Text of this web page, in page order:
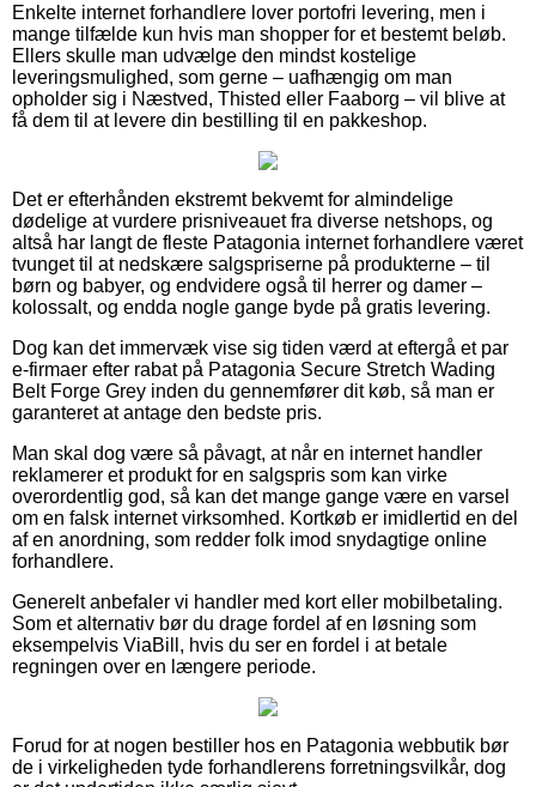
Enkelte internet forhandlere lover portofri levering, men i
mange tilfælde kun hvis man shopper for et bestemt beløb.
Ellers skulle man udvælge den mindst kostelige
leveringsmulighed, som gerne – uafhængig om man
opholder sig i Næstved, Thisted eller Faaborg – vil blive at
få dem til at levere din bestilling til en pakkeshop.
Det er efterhånden ekstremt bekvemt for almindelige
dødelige at vurdere prisniveauet fra diverse netshops, og
altså har langt de fleste Patagonia internet forhandlere været
tvunget til at nedskære salgspriserne på produkterne – til
børn og babyer, og endvidere også til herrer og damer –
kolossalt, og endda nogle gange byde på gratis levering.
Dog kan det immervæk vise sig tiden værd at eftergå et par
e-firmaer efter rabat på Patagonia Secure Stretch Wading
Belt Forge Grey inden du gennemfører dit køb, så man er
garanteret at antage den bedste pris.
Man skal dog være så påvagt, at når en internet handler
reklamerer et produkt for en salgspris som kan virke
overordentlig god, så kan det mange gange være en varsel
om en falsk internet virksomhed. Kortkøb er imidlertid en del
af en anordning, som redder folk imod snydagtige online
forhandlere.
Generelt anbefaler vi handler med kort eller mobilbetaling.
Som et alternativ bør du drage fordel af en løsning som
eksempelvis ViaBill, hvis du ser en fordel i at betale
regningen over en længere periode.
Forud for at nogen bestiller hos en Patagonia webbutik bør
de i virkeligheden tyde forhandlerens forretningsvilkår, dog